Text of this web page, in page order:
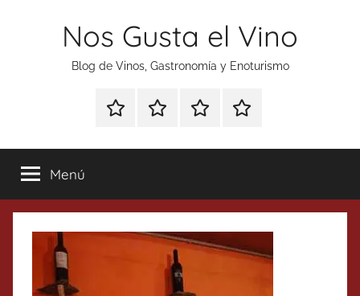
Nos Gusta el Vino
Blog de Vinos, Gastronomía y Enoturismo
Especial
Tonics
Enoturismo
Gastronomía
RankingContacto
Menú